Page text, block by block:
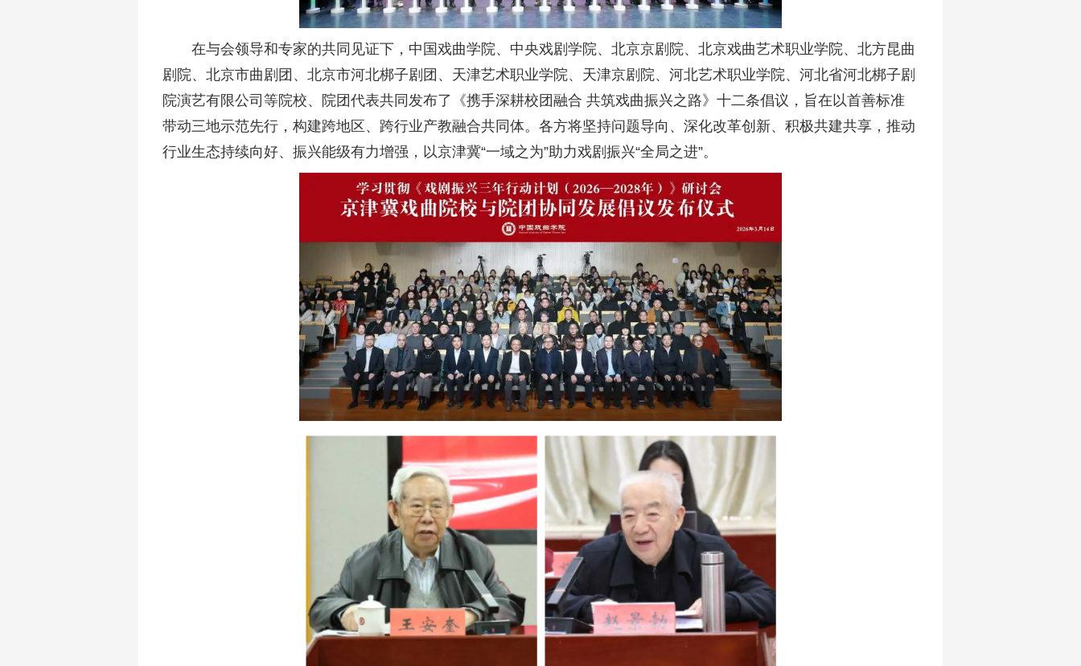
在与会领导和专家的共同见证下，中国戏曲学院、中央戏剧学院、北京京剧院、北京戏曲艺术职业学院、北方昆曲
剧院、北京市曲剧团、北京市河北梆子剧团、天津艺术职业学院、天津京剧院、河北艺术职业学院、河北省河北梆子剧
院演艺有限公司等院校、院团代表共同发布了《携手深耕校团融合 共筑戏曲振兴之路》十二条倡议，旨在以首善标准
带动三地示范先行，构建跨地区、跨行业产教融合共同体。各方将坚持问题导向、深化改革创新、积极共建共享，推动
行业生态持续向好、振兴能级有力增强，以京津冀“一域之为”助力戏剧振兴“全局之进”。